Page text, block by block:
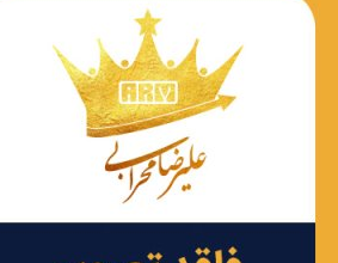
@alirezamehrabi_com
@alirezamehrabi_official